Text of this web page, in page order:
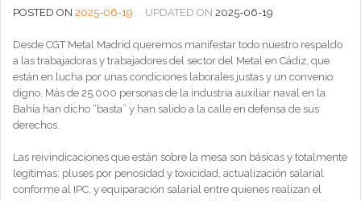
POSTED ON 2025-06-19 UPDATED ON 2025-06-19
Desde CGT Metal Madrid queremos manifestar todo nuestro respaldo
a las trabajadoras y trabajadores del sector del Metal en Cádiz, que
están en lucha por unas condiciones laborales justas y un convenio
digno. Más de 25.000 personas de la industria auxiliar naval en la
Bahía han dicho “basta” y han salido a la calle en defensa de sus
derechos.
Las reivindicaciones que están sobre la mesa son básicas y totalmente
legítimas: pluses por penosidad y toxicidad, actualización salarial
conforme al IPC, y equiparación salarial entre quienes realizan el